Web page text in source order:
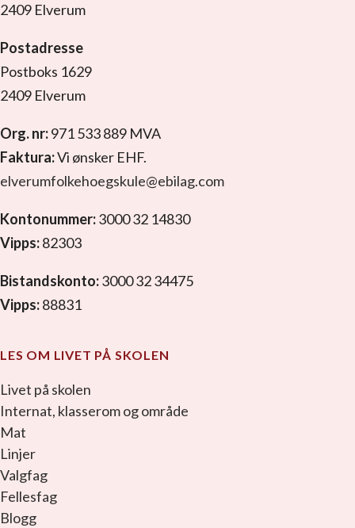
2409 Elverum
Postadresse
Postboks 1629
2409 Elverum
Org. nr:971 533 889 MVA
Faktura:Vi ønsker EHF.
elverumfolkehoegskule@ebilag.com
Kontonummer:3000 32 14830
Vipps:82303
Bistandskonto:3000 32 34475
Vipps:88831
LES OM LIVET PÅ SKOLEN
Livet på skolen
Internat, klasserom og område
Mat
Linjer
Valgfag
Fellesfag
Blogg